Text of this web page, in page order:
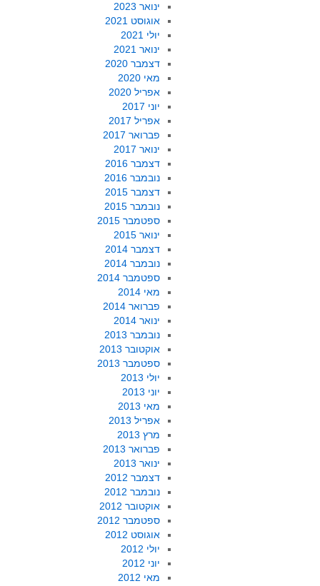
ינואר 2023
אוגוסט 2021
יולי 2021
ינואר 2021
דצמבר 2020
מאי 2020
אפריל 2020
יוני 2017
אפריל 2017
פברואר 2017
ינואר 2017
דצמבר 2016
נובמבר 2016
דצמבר 2015
נובמבר 2015
ספטמבר 2015
ינואר 2015
דצמבר 2014
נובמבר 2014
ספטמבר 2014
מאי 2014
פברואר 2014
ינואר 2014
נובמבר 2013
אוקטובר 2013
ספטמבר 2013
יולי 2013
יוני 2013
מאי 2013
אפריל 2013
מרץ 2013
פברואר 2013
ינואר 2013
דצמבר 2012
נובמבר 2012
אוקטובר 2012
ספטמבר 2012
אוגוסט 2012
יולי 2012
יוני 2012
מאי 2012